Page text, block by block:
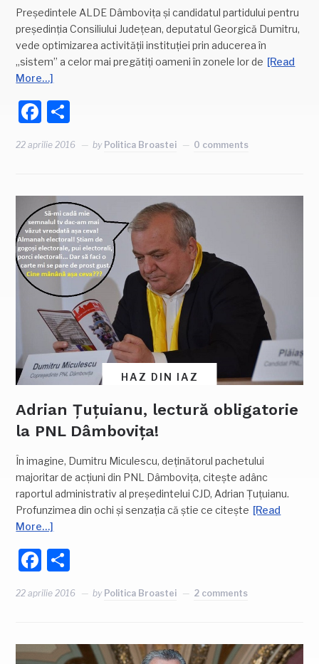
Președintele ALDE Dâmbovița și candidatul partidului pentru
președinția Consiliului Județean, deputatul Georgică Dumitru,
vede optimizarea activității instituției prin aducerea în
„sistem” a celor mai pregătiți oameni în zonele lor de [Read
More…]
Facebook
22 aprilie 2016 by Politica Broastei 0 comments
HAZ DIN IAZ
Adrian Țuțuianu, lectură obligatorie
la PNL Dâmbovița!
În imagine, Dumitru Miculescu, deținătorul pachetului
majoritar de acțiuni din PNL Dâmbovița, citește adânc
raportul administrativ al președintelui CJD, Adrian Țuțuianu.
Profunzimea din ochi și senzația că știe ce citește [Read
More…]
Facebook
22 aprilie 2016 by Politica Broastei 2 comments